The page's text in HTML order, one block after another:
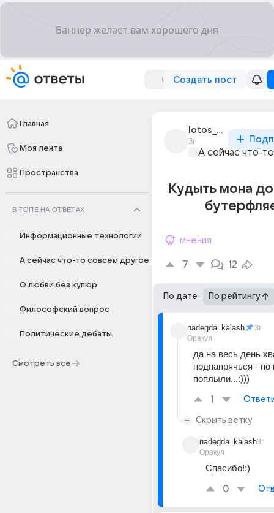
Создать пост
Главная
Моя лента
Пространства
В ТОПЕ НА ОТВЕТАХ
Информационные технологии
А сейчас что-то совсем другое
О любви без купюр
Философский вопрос
Политические дебаты
Смотреть все
lotos_801
3г
А сейчас что-
Кудыть мона
мнения
7 12
По дате По рейтингу
nadegda_kalash
Оракул
3г
да на весь день
поднапрячься -
поплыли...:)))
1
Скрыть ветку
nadegda_kalash
Оракул
3г
Спасибо!:)
0